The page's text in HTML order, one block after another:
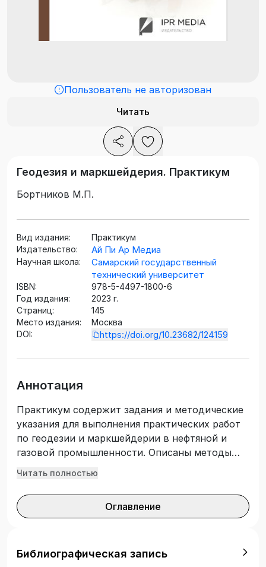
Пользователь не авторизован
Читать
Геодезия и маркшейдерия. Практикум
Бортников М.П.
Вид издания:
Практикум
Издательство:
Ай Пи Ар Медиа
Научная школа:
Самарский государственный
технический университет
ISBN:
978-5-4497-1800-6
Год издания:
2023 г.
Страниц:
145
Место издания:
Москва
DOI:
https://doi.org/10.23682/124159
Аннотация
Практикум содержит задания и методические
указания для выполнения практических работ
по геодезии и маркшейдерии в нефтяной и
газовой промышленности. Описаны методы
работы с топографическими картами и
устройство и принцип работы различных
геодезических приборов. Практикум
образовательного стандарта высшего
Читать полностью
Оглавление
Библиографическая запись